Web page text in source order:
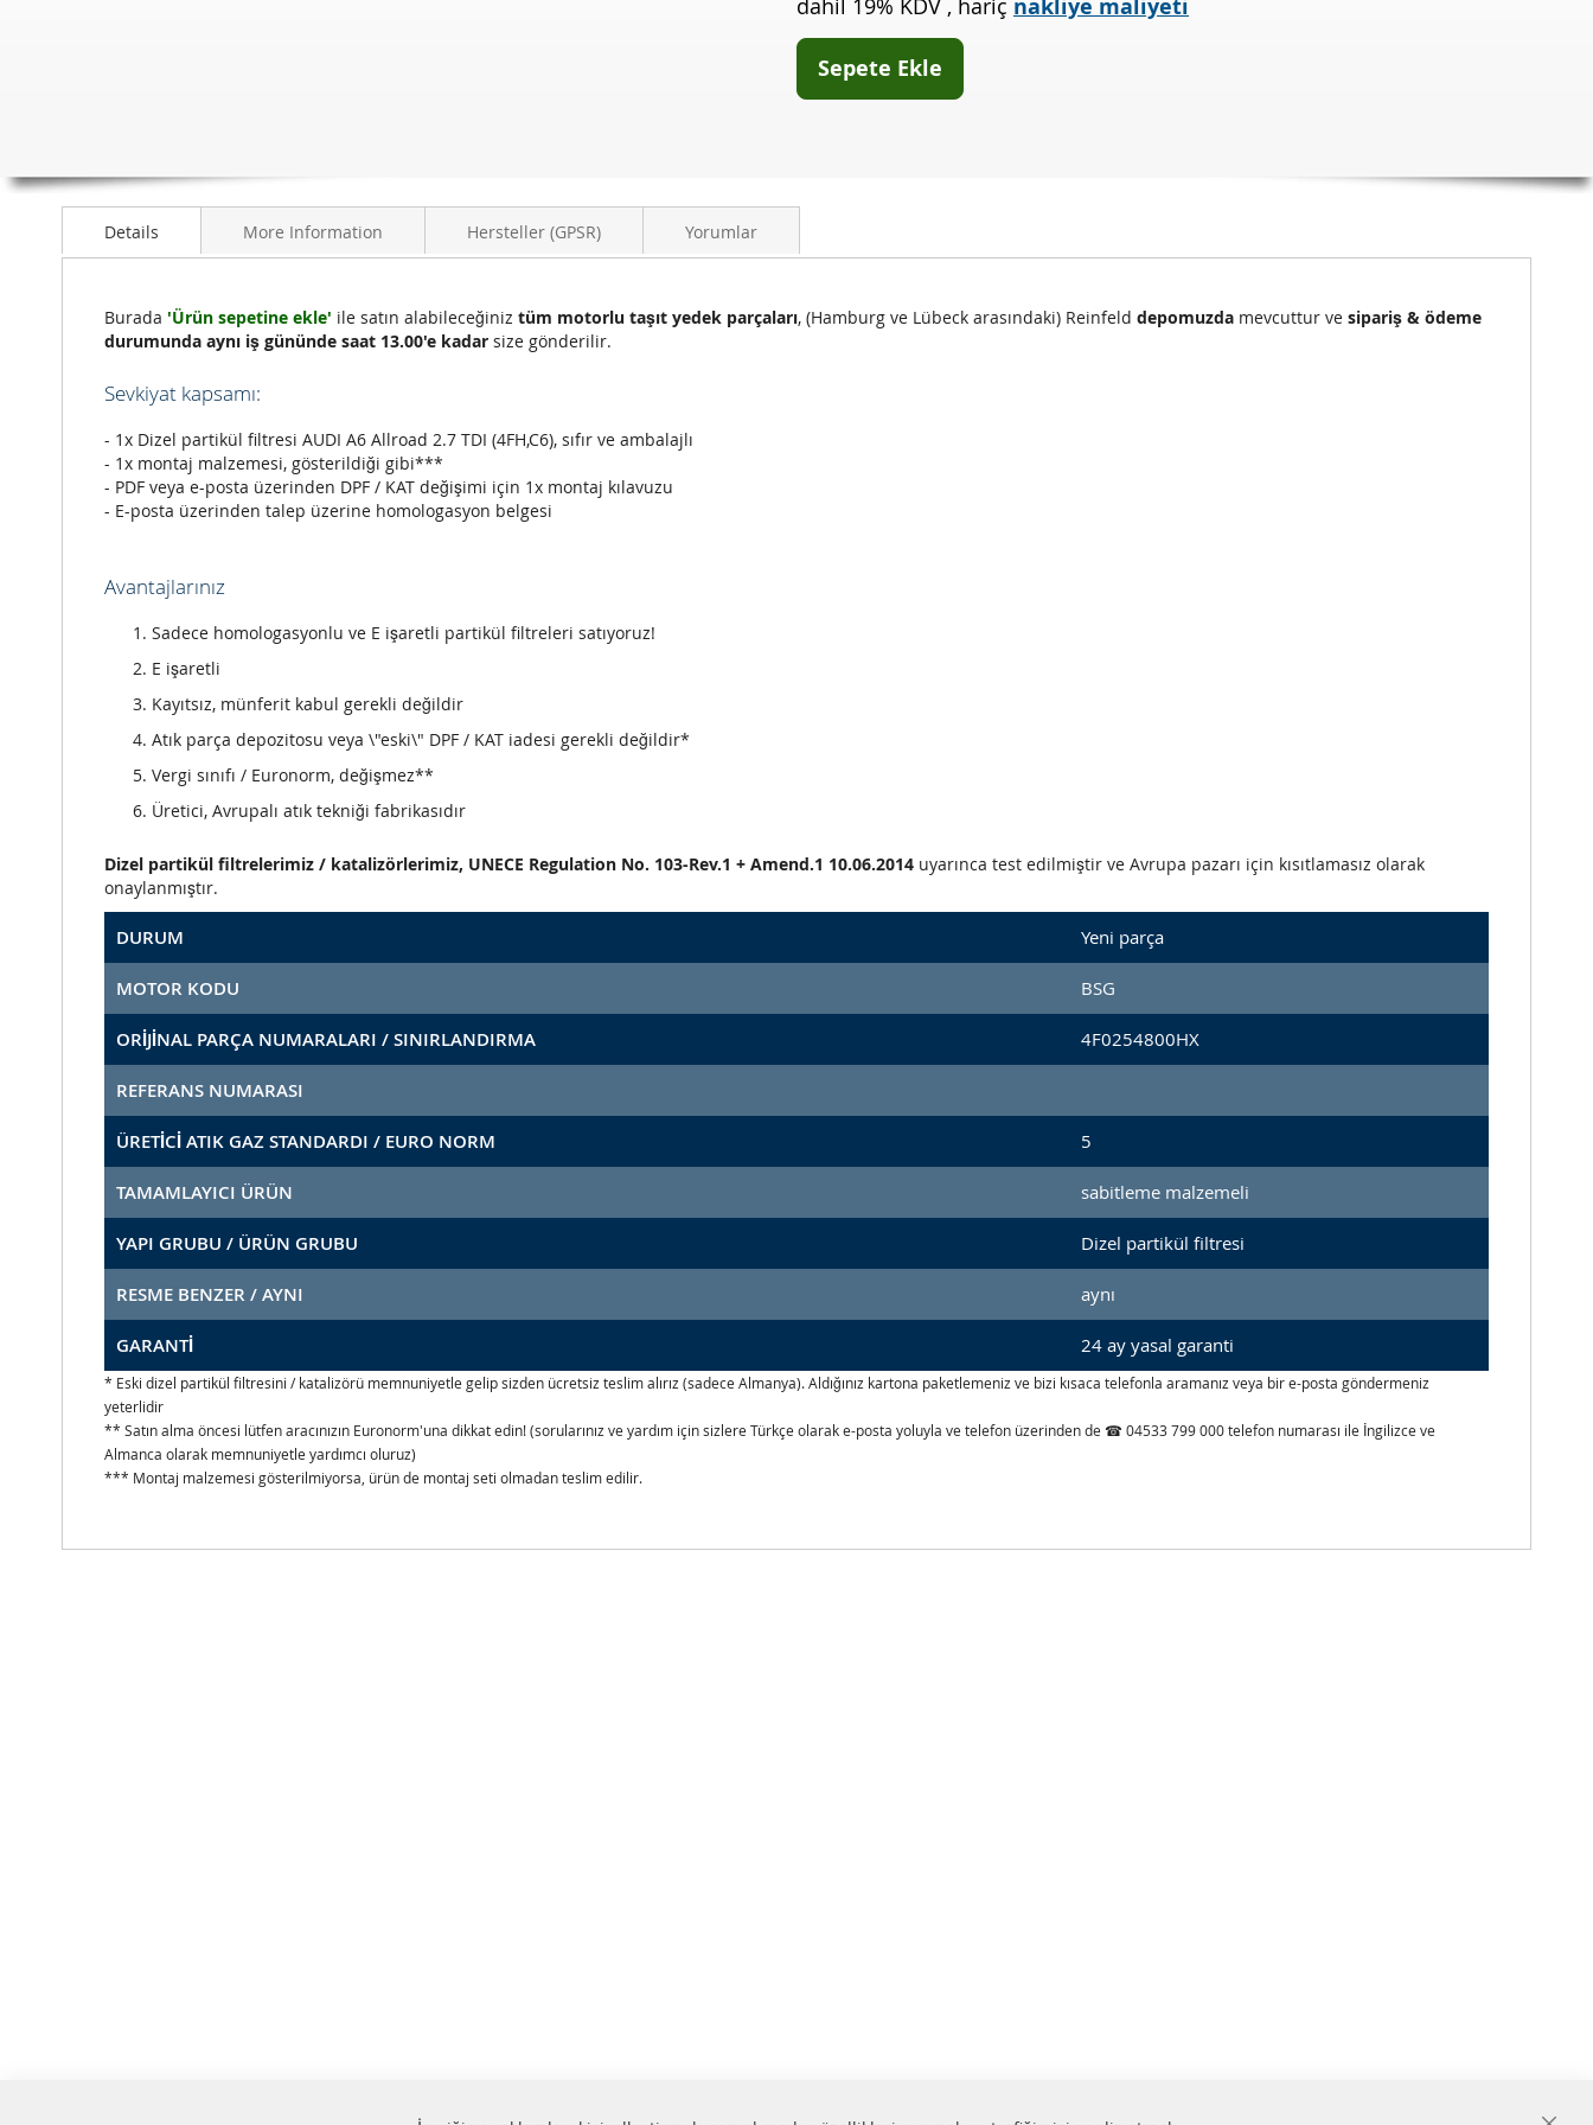
2.7
(4FH,C6)
dahil 19% KDV , hariç nakliye maliyeti
Sepete Ekle
Details More Information Hersteller (GPSR) Yorumlar
Burada 'Ürün sepetine ekle' ile satın alabileceğiniz tüm motorlu taşıt yedek parçaları, (Hamburg ve Lübeck arasındaki) Reinfeld depomuzda mevcuttur ve sipariş & ödeme
durumunda aynı iş gününde saat 13.00'e kadar size gönderilir.
Sevkiyat kapsamı:
- 1x Dizel partikül filtresi AUDI A6 Allroad 2.7 TDI (4FH,C6), sıfır ve ambalajlı
- 1x montaj malzemesi, gösterildiği gibi***
- PDF veya e-posta üzerinden DPF / KAT değişimi için 1x montaj kılavuzu
- E-posta üzerinden talep üzerine homologasyon belgesi
Avantajlarınız
Sadece homologasyonlu ve E işaretli partikül filtreleri satıyoruz!
E işaretli
Kayıtsız, münferit kabul gerekli değildir
Atık parça depozitosu veya \"eski\" DPF / KAT iadesi gerekli değildir*
Vergi sınıfı / Euronorm, değişmez**
Üretici, Avrupalı atık tekniği fabrikasıdır
Dizel partikül filtrelerimiz / katalizörlerimiz, UNECE Regulation No. 103-Rev.1 + Amend.1 10.06.2014 uyarınca test edilmiştir ve Avrupa pazarı için kısıtlamasız olarak
onaylanmıştır.
DURUM Yeni parça
MOTOR KODU BSG
ORİJİNAL PARÇA NUMARALARI / SINIRLANDIRMA 4F0254800HX
REFERANS NUMARASI
ÜRETİCİ ATIK GAZ STANDARDI / EURO NORM 5
TAMAMLAYICI ÜRÜN sabitleme malzemeli
YAPI GRUBU / ÜRÜN GRUBU Dizel partikül filtresi
RESME BENZER / AYNI aynı
GARANTİ 24 ay yasal garanti
* Eski dizel partikül filtresini / katalizörü memnuniyetle gelip sizden ücretsiz teslim alırız (sadece Almanya). Aldığınız kartona paketlemeniz ve bizi kısaca telefonla aramanız veya bir e-posta göndermeniz
yeterlidir
** Satın alma öncesi lütfen aracınızın Euronorm'una dikkat edin! (sorularınız ve yardım için sizlere Türkçe olarak e-posta yoluyla ve telefon üzerinden de ☎ 04533 799 000 telefon numarası ile İngilizce ve
Almanca olarak memnuniyetle yardımcı oluruz)
*** Montaj malzemesi gösterilmiyorsa, ürün de montaj seti olmadan teslim edilir.